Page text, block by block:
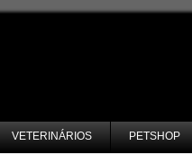
VETERINÁRIOS PETSHOP